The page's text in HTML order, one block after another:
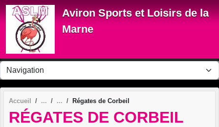
Aviron Sports et Loisirs de la
Marne
Accueil Régates de Corbeil
RÉGATES DE CORBEIL
Panneau de gestion des cookies